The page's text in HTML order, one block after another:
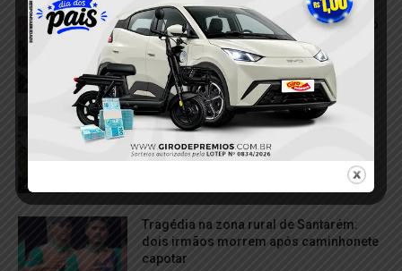
VÍDEO; Pedestre é atingida após colisão
entre dois carros em Itaituba
6 de agosto de 2026
acidente
Tombamento de caminhão mobiliza
resgate e deixa dois feridos na “Curva
da Morte”
Tragédia na zona rural de Santarém:
dois irmãos morrem após caminhonete
capotar